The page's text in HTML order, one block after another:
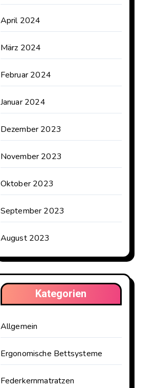
April 2024
März 2024
Februar 2024
Januar 2024
Dezember 2023
November 2023
Oktober 2023
September 2023
August 2023
Kategorien
Allgemein
Ergonomische Bettsysteme
Federkernmatratzen